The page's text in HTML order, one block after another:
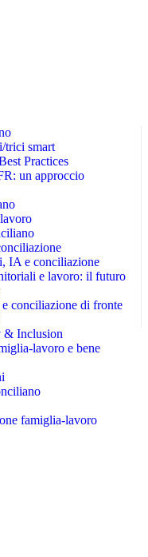
trici smart
Practices
un approccio
IA e conciliazione
e lavoro: il futuro
conciliazione di fronte
& Inclusion
lavoro e bene
famiglia-lavoro